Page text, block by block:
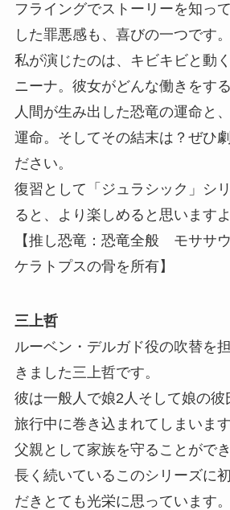
フライングでストーリーを知っ
した罪悪感も、喜びの一つです。
私が演じたのは、キビキビと動
ニーナ。彼女がどんな働きをす
人間が生み出した恐竜の運命と
運命。そしてその結末は？ぜひ
ださい。
復習として「ジュラシック」シ
ると、より楽しめると思いますよ
【推し恐竜：恐竜全般 モササ
ケラトプスの骨を所有】
三上哲
ルーベン・デルガド役の吹替を
きました三上哲です。
彼は一般人で娘2人そして娘の
旅行中に巻き込まれてしまいます
父親として家族を守ることがで
長く続いているこのシリーズに
だきとても光栄に思っています。